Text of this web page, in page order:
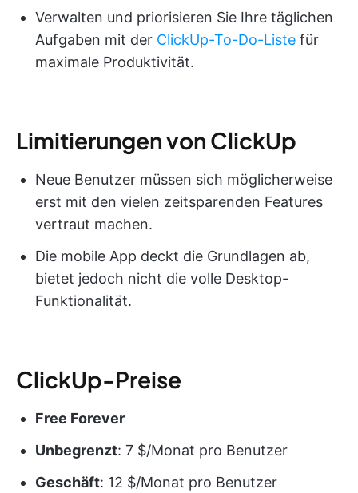
Verwalten und priorisieren Sie Ihre täglichen
Aufgaben mit der ClickUp-To-Do-Liste für
maximale Produktivität.
Limitierungen von ClickUp
Neue Benutzer müssen sich möglicherweise
erst mit den vielen zeitsparenden Features
vertraut machen.
Die mobile App deckt die Grundlagen ab,
bietet jedoch nicht die volle Desktop-
Funktionalität.
ClickUp-Preise
Free Forever
Unbegrenzt: 7 $/Monat pro Benutzer
Geschäft: 12 $/Monat pro Benutzer